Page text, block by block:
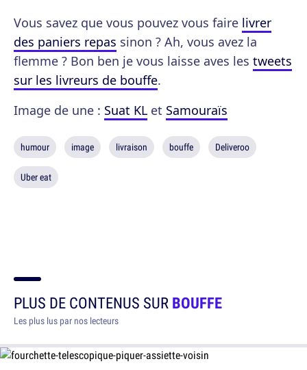
Vous savez que vous pouvez vous faire livrer
des paniers repas sinon ? Ah, vous avez la
flemme ? Bon ben je vous laisse aves les tweets
sur les livreurs de bouffe.
Image de une : Suat KL et Samouraïs
humour image livraison bouffe Deliveroo
Uber eat
PLUS DE CONTENUS SURBOUFFE
Les plus lus par nos lecteurs